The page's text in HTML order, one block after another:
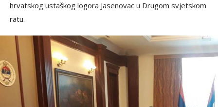
hrvatskog ustaškog logora Jasenovac u Drugom svjetskom
ratu.